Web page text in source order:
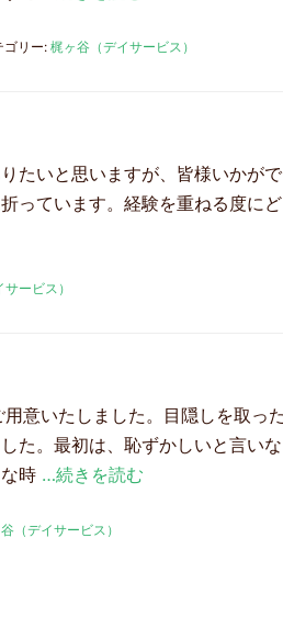
ゴリー: 梶ヶ谷（デイサービス）
たいと思いますが、皆様いかがで
っています。経験を重ねる度にど
ービス）
意いたしました。目隠しを取った
た。最初は、恥ずかしいと言いな
時 …続きを読む
（デイサービス）